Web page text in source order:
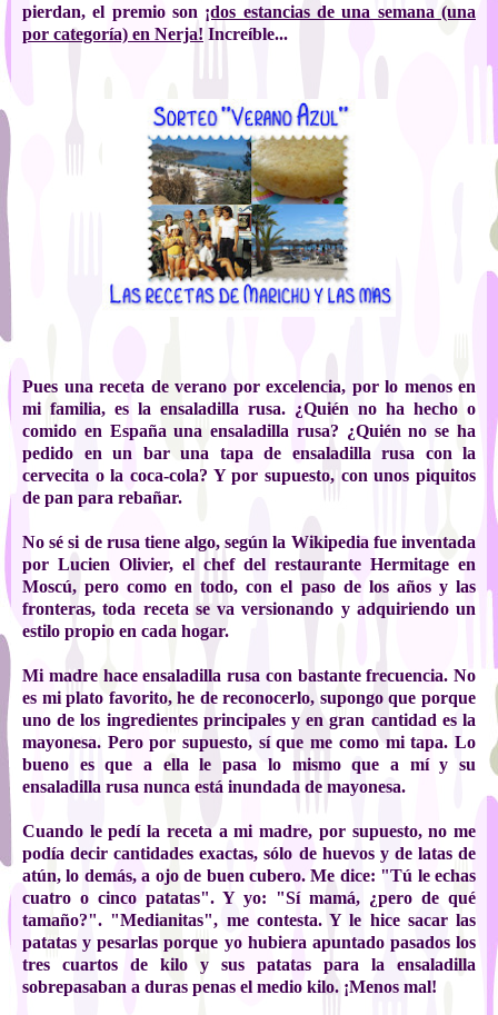
pierdan, el premio son ¡dos estancias de una semana (una
por categoría) en Nerja! Increíble...
Pues una receta de verano por excelencia, por lo menos en
mi familia, es la ensaladilla rusa. ¿Quién no ha hecho o
comido en España una ensaladilla rusa? ¿Quién no se ha
pedido en un bar una tapa de ensaladilla rusa con la
cervecita o la coca-cola? Y por supuesto, con unos piquitos
de pan para rebañar.
No sé si de rusa tiene algo, según la Wikipedia fue inventada
por Lucien Olivier, el chef del restaurante Hermitage en
Moscú, pero como en todo, con el paso de los años y las
fronteras, toda receta se va versionando y adquiriendo un
estilo propio en cada hogar.
Mi madre hace ensaladilla rusa con bastante frecuencia. No
es mi plato favorito, he de reconocerlo, supongo que porque
uno de los ingredientes principales y en gran cantidad es la
mayonesa. Pero por supuesto, sí que me como mi tapa. Lo
bueno es que a ella le pasa lo mismo que a mí y su
ensaladilla rusa nunca está inundada de mayonesa.
Cuando le pedí la receta a mi madre, por supuesto, no me
podía decir cantidades exactas, sólo de huevos y de latas de
atún, lo demás, a ojo de buen cubero. Me dice: "Tú le echas
cuatro o cinco patatas". Y yo: "Sí mamá, ¿pero de qué
tamaño?". "Medianitas", me contesta. Y le hice sacar las
patatas y pesarlas porque yo hubiera apuntado pasados los
tres cuartos de kilo y sus patatas para la ensaladilla
sobrepasaban a duras penas el medio kilo. ¡Menos mal!